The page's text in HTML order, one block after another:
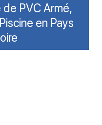
PVC Armé,
en Pays